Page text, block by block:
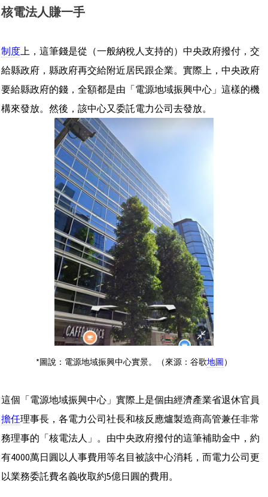
核電法人賺一手
制度上，這筆錢是從（一般納稅人支持的）中央政府撥付，交
給縣政府，縣政府再交給附近居民跟企業。實際上，中央政府
要給縣政府的錢，全額都是由「電源地域振興中心」這樣的機
構來發放。然後，該中心又委託電力公司去發放。
*圖說：電源地域振興中心實景。（來源：谷歌地圖）
這個「電源地域振興中心」實際上是個由經濟產業省退休官員
擔任理事長，各電力公司社長和核反應爐製造商高管兼任非常
務理事的「核電法人」。由中央政府撥付的這筆補助金中，約
有4000萬日圓以人事費用等名目被該中心消耗，而電力公司更
以業務委託費名義收取約5億日圓的費用。